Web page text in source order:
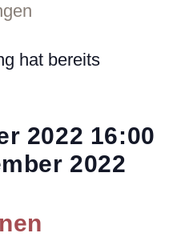
hat bereits
2022 16:00
2022